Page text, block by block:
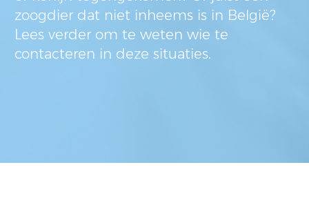
zoogdier dat niet inheems is in België?
Lees verder om te weten wie te
contacteren in deze situaties.